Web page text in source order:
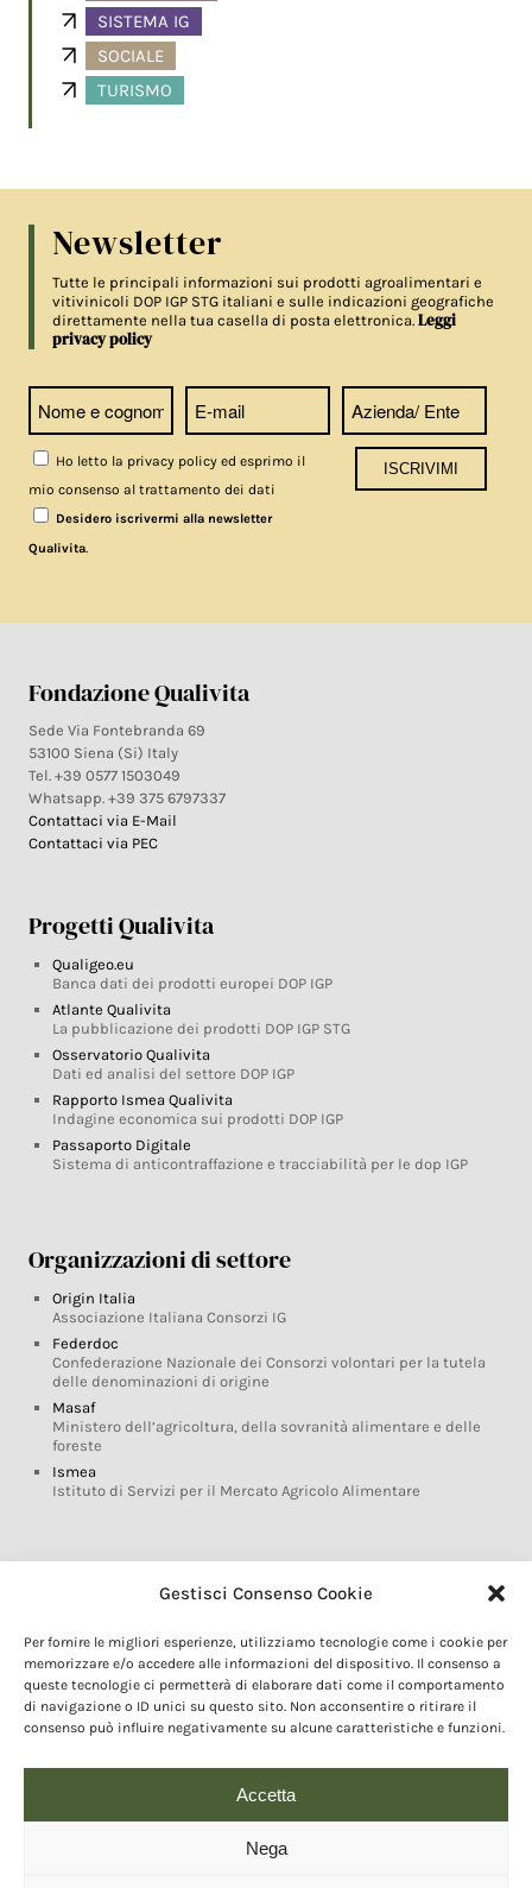
Gestisci Consenso Cookie
Per fornire le migliori esperienze, utilizziamo tecnologie come i cookie per
memorizzare e/o accedere alle informazioni del dispositivo. Il consenso a
queste tecnologie ci permetterà di elaborare dati come il comportamento
di navigazione o ID unici su questo sito. Non acconsentire o ritirare il
consenso può influire negativamente su alcune caratteristiche e funzioni.
Accetta
Nega
SISTEMA IG
SOCIALE
TURISMO
Newsletter
Tutte le principali informazioni sui prodotti agroalimentari e
vitivinicoli DOP IGP STG italiani e sulle indicazioni geografiche
direttamente nella tua casella di posta elettronica.Leggi
privacy policy
Ho letto la privacy policy ed esprimo il
mio consenso al trattamento dei dati
Desidero iscrivermi alla newsletter
Qualivita.
Fondazione Qualivita
Sede Via Fontebranda 69
53100 Siena (Si) Italy
Tel. +39 0577 1503049
Whatsapp. +39 375 6797337
Contattaci via E-Mail
Contattaci via PEC
Progetti Qualivita
Qualigeo.eu
Banca dati dei prodotti europei DOP IGP
Atlante Qualivita
La pubblicazione dei prodotti DOP IGP STG
Osservatorio Qualivita
Dati ed analisi del settore DOP IGP
Rapporto Ismea Qualivita
Indagine economica sui prodotti DOP IGP
Passaporto Digitale
Sistema di anticontraffazione e tracciabilità per le dop IGP
Organizzazioni di settore
Origin Italia
Associazione Italiana Consorzi IG
Federdoc
Confederazione Nazionale dei Consorzi volontari per la tutela
delle denominazioni di origine
Masaf
Ministero dell’agricoltura, della sovranità alimentare e delle
foreste
Ismea
Istituto di Servizi per il Mercato Agricolo Alimentare
Glossario DOP IGP
Marchi DOP IGP
Normativa prodotti DOP IGP
Consorzi di Tutela
Farm To Fork e prodotti DOP IGP